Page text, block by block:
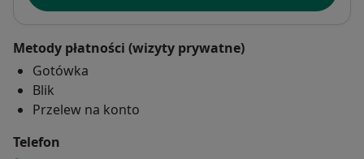
Metody płatności (wizyty prywatne)
Gotówka
Blik
Przelew na konto
Telefon